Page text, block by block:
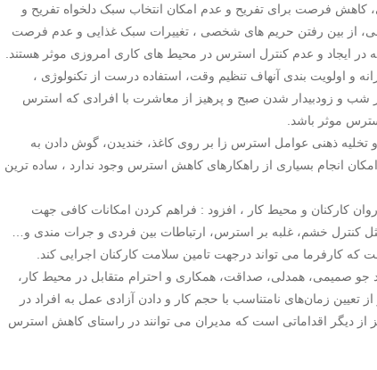
کاهش فرصت برای تفریح و عدم امکان انتخاب سبک دلخواه تفریح و
از بین رفتن حریم های شخصی ، تغییرات سبک غذایی و عدم فرصت
ایجاد و عدم کنترل استرس در محیط های کاری امروزی موثر هستند.
و اولویت بندی آنهاف تنظیم وقت، استفاده درست از تکنولوژی ،
شب و زودبیدار شدن صبح و پرهیز از معاشرت با افرادی که استرس
موثر باشد.
ذهنی عوامل استرس زا بر روی کاغذ، خندیدن، گوش دادن به
انجام بسیاری از راهکارهای کاهش استرس وجود ندارد ، ساده ترین
کارکنان و محیط کار ، افزود : فراهم کردن امکانات کافی جهت
کنترل خشم، غلبه بر استرس، ارتباطات بین فردی و جرات‌ مندی و…
کارفرما می تواند درجهت تامین سلامت کارکنان اجرایی کند.
صمیمی، همدلی، صداقت، همکاری و احترام متقابل در محیط کار،
زمان‌های نامتناسب با حجم کار و دادن آزادی عمل به افراد در
از دیگر اقداماتی است که مدیران می توانند در راستای کاهش استرس